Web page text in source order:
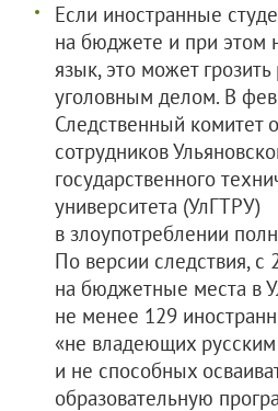
Если иностранные
на бюджете и при этом
язык, это может грозить
уголовным делом. В
Следственный комитет
сотрудников
государственного
университета (УлГТРУ)
в злоупотреблении
По версии следствия, с
на бюджетные места в
не менее 129
«не владеющих
и не способных
образовательную